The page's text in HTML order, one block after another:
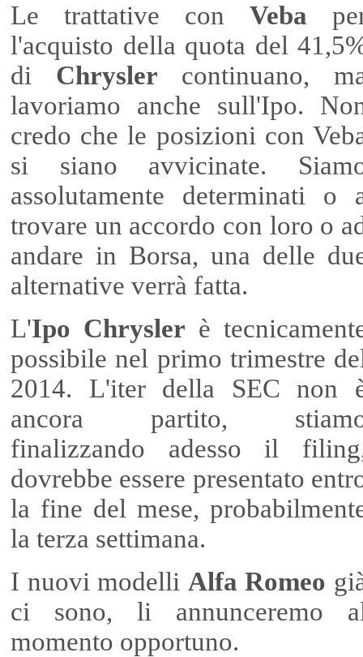
Le trattative con Veba
l'acquisto della quota del
di Chrysler continuano,
lavoriamo anche sull'Ipo.
credo che le posizioni con
si siano avvicinate.
assolutamente determinati o
trovare un accordo con loro o
andare in Borsa, una delle
alternative verrà fatta.
L'Ipo Chrysler è
possibile nel primo trimestre
2014. L'iter della SEC non
ancora partito,
finalizzando adesso il
dovrebbe essere presentato
la fine del mese,
la terza settimana.
I nuovi modelli Alfa Romeo
ci sono, li annunceremo
momento opportuno.